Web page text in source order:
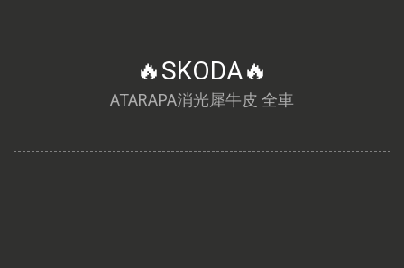
🔥SKODA🔥
ATARAPA消光犀牛皮 全車